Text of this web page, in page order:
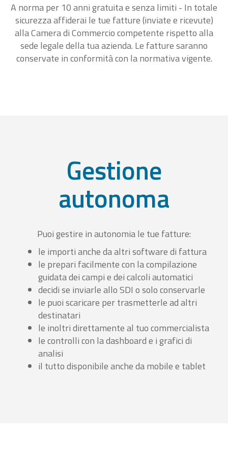
A norma per 10 anni gratuita e senza limiti - In totale
sicurezza affiderai le tue fatture (inviate e ricevute)
alla Camera di Commercio competente rispetto alla
sede legale della tua azienda. Le fatture saranno
conservate in conformità con la normativa vigente.
Gestione
autonoma
Puoi gestire in autonomia le tue fatture:
le importi anche da altri software di fattura
le prepari facilmente con la compilazione
guidata dei campi e dei calcoli automatici
decidi se inviarle allo SDI o solo conservarle
le puoi scaricare per trasmetterle ad altri
destinatari
le inoltri direttamente al tuo commercialista
le controlli con la dashboard e i grafici di
analisi
il tutto disponibile anche da mobile e tablet